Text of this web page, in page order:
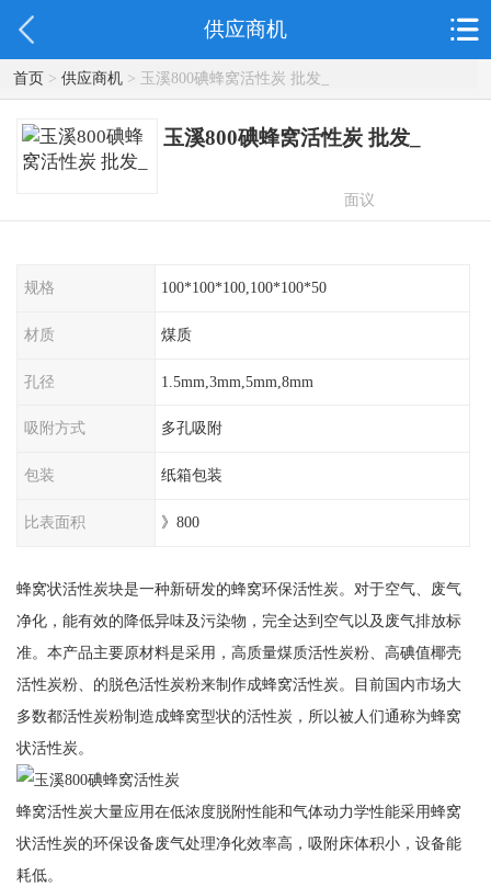
供应商机
首页> 供应商机> 玉溪800碘蜂窝活性炭 批发_
玉溪800碘蜂窝活性炭 批发_
面议
规格 100*100*100,100*100*50
材质 煤质
孔径 1.5mm,3mm,5mm,8mm
吸附方式 多孔吸附
包装 纸箱包装
比表面积 》800
蜂窝状活性炭块是一种新研发的蜂窝环保活性炭。对于空气、废气
净化，能有效的降低异味及污染物，完全达到空气以及废气排放标
准。本产品主要原材料是采用，高质量煤质活性炭粉、高碘值椰壳
活性炭粉、的脱色活性炭粉来制作成蜂窝活性炭。目前国内市场大
多数都活性炭粉制造成蜂窝型状的活性炭，所以被人们通称为蜂窝
状活性炭。
蜂窝活性炭大量应用在低浓度脱附性能和气体动力学性能采用蜂窝
状活性炭的环保设备废气处理净化效率高，吸附床体积小，设备能
耗低。